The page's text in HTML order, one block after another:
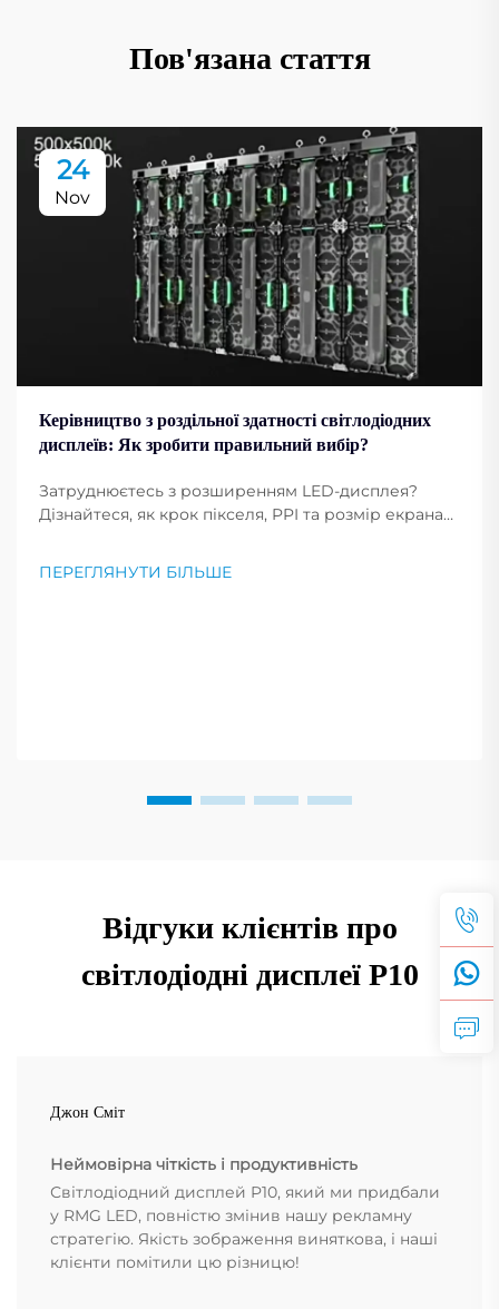
Пов'язана стаття
24
Nov
Керівництво з роздільної здатності світлодіодних
дисплеїв: Як зробити правильний вибір?
Затруднюєтесь з розширенням LED-дисплея?
Дізнайтеся, як крок пікселя, PPI та розмір екрана
розширення для ваших потреб. Читайте зараз.
ПЕРЕГЛЯНУТИ БІЛЬШЕ
Відгуки клієнтів про
світлодіодні дисплеї P10
Джон Сміт
Неймовірна чіткість і продуктивність
Світлодіодний дисплей P10, який ми придбали
у RMG LED, повністю змінив нашу рекламну
стратегію. Якість зображення виняткова, і наші
клієнти помітили цю різницю!